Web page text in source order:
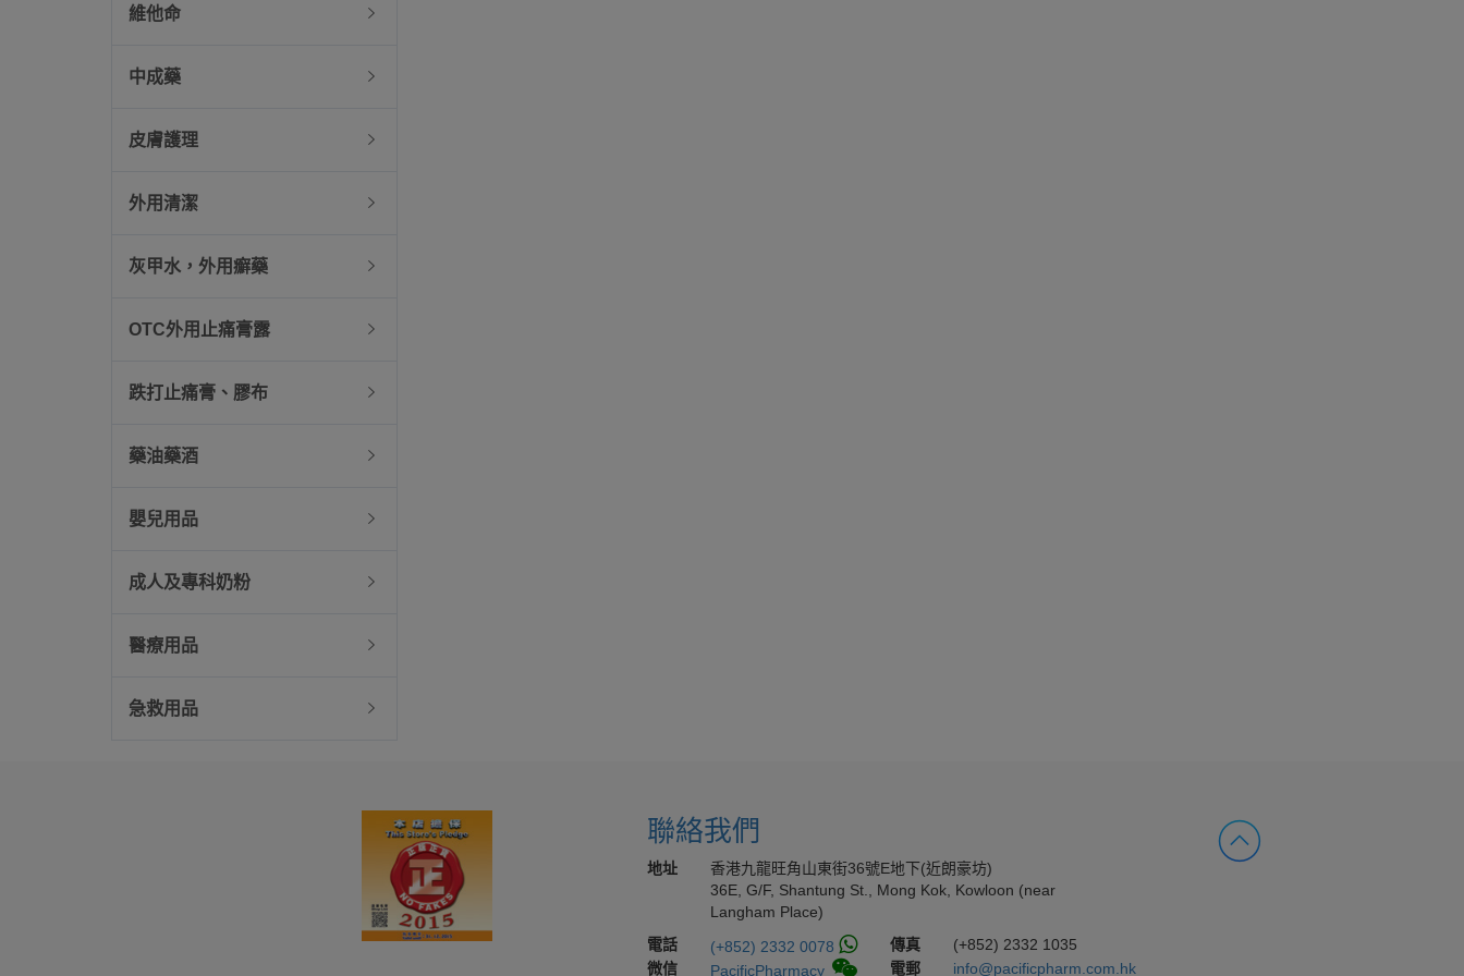
維他命
中成藥
皮膚護理
外用清潔
灰甲水，外用癬藥
OTC外用止痛膏露
跌打止痛膏、膠布
藥油藥酒
嬰兒用品
成人及專科奶粉
醫療用品
急救用品
聯絡我們
地址
香港九龍旺角山東街36號E地下(近朗豪坊)
36E, G/F, Shantung St., Mong Kok, Kowloon (near
Langham Place)
電話
(+852) 2332 0078 傳真
(+852) 2332 1035
微信
PacificPharmacy 電郵 info@pacificpharm.com.hk